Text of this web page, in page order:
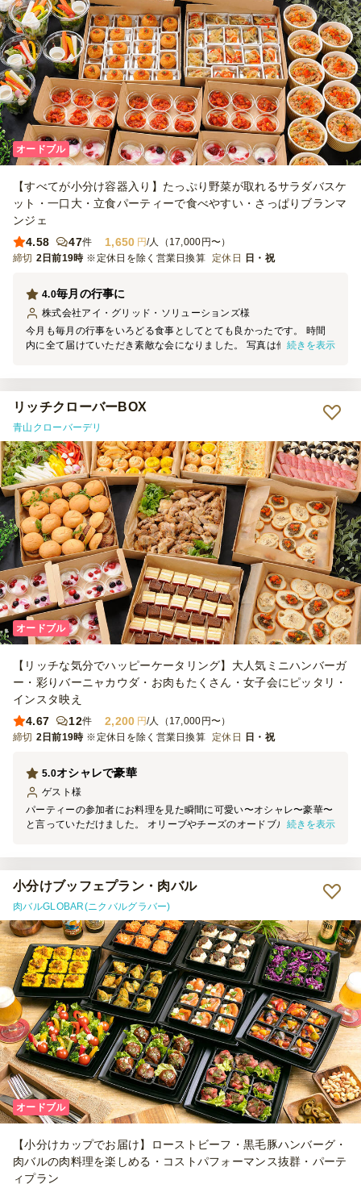
オードブル
【すべてが小分け容器入り】たっぷり野菜が取れるサラダバスケ
ット・一口大・立食パーティーで食べやすい・さっぱりブランマ
ンジェ
4.58
47件 1,650 円/人（17,000円〜）
締切 2日前19時 ※定休日を除く営業日換算 定休日 日・祝
毎月の行事に
4.0
株式会社アイ・グリッド・ソリューションズ様
今月も毎月の行事をいろどる食事としてとても良かったです。 時間
内に全て届けていただき素敵な会になりました。 写真は他で頼んだ
続きを表示
リッチクローバーBOX
青山クローバーデリ
オードブル
【リッチな気分でハッピーケータリング】大人気ミニハンバーガ
ー・彩りバーニャカウダ・お肉もたくさん・女子会にピッタリ・
インスタ映え
4.67
12件 2,200 円/人（17,000円〜）
締切 2日前19時 ※定休日を除く営業日換算 定休日 日・祝
オシャレで豪華
5.0
ゲスト 様
パーティーの参加者にお料理を見た瞬間に可愛い〜オシャレ〜豪華〜
と言っていただけました。 オリーブやチーズのオードブルもワイン
続きを表示
小分けブッフェプラン・肉バル
肉バルGLOBAR(ニクバルグラバー)
オードブル
【小分けカップでお届け】ローストビーフ・黒毛豚ハンバーグ・
肉バルの肉料理を楽しめる・コストパフォーマンス抜群・パーテ
ィプラン